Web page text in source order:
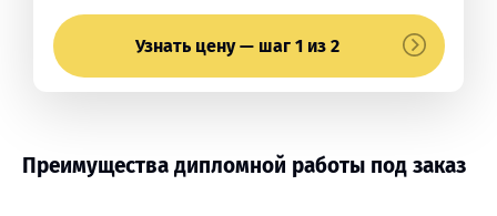
Узнать цену — шаг 1 из 2
Преимущества дипломной работы под заказ